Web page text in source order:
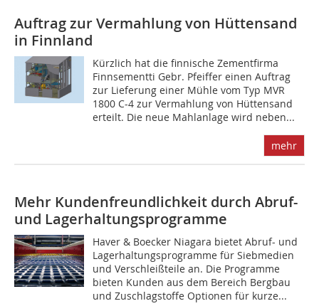
Auftrag zur Vermahlung von Hüttensand
in Finnland
Kürzlich hat die finnische Zementfirma
Finnsementti Gebr. Pfeiffer einen Auftrag
zur Lieferung einer Mühle vom Typ MVR
1800 C-4 zur Vermahlung von Hüttensand
erteilt. Die neue Mahlanlage wird neben...
mehr
Mehr Kundenfreundlichkeit durch Abruf-
und Lagerhaltungsprogramme
Haver & Boecker Niagara bietet Abruf- und
Lagerhaltungsprogramme für Siebmedien
und Verschleißteile an. Die Programme
bieten Kunden aus dem Bereich Bergbau
und Zuschlagstoffe Optionen für kurze...